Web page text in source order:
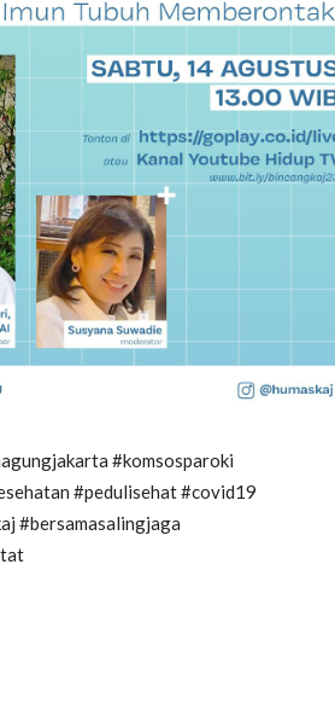
#komsosparoki
#pedulisehat #covid19
#bersamasalingjaga